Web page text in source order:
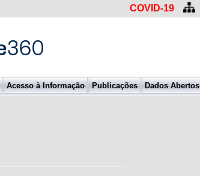
COVID-19
Acesso à Informação Publicações Dados Abertos